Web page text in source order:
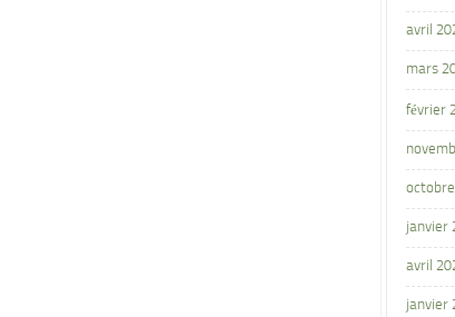
avril
mars
février
janvier
avril
janvier